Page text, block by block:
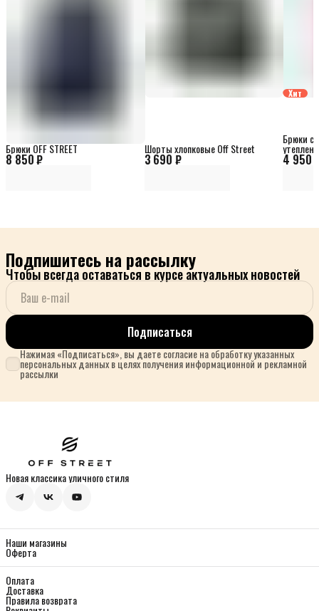
8 850 ₽
Брюки OFF STREET
3 690 ₽
Шорты хлопковые Off Street
Хит
4 950
Брюки
Подпишитесь на рассылку
Чтобы всегда оставаться в курсе актуальных новостей
Подписаться
Нажимая «Подписаться», вы даете согласие на обработку указанных
персональных данных в целях получения информационной и рекламной
рассылки
Новая классика уличного стиля
Наши магазины
Оферта
Оплата
Доставка
Правила возврата